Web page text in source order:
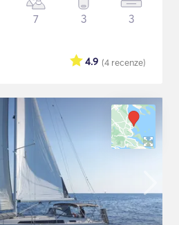
7 3 3
(4 recenze)
4.9